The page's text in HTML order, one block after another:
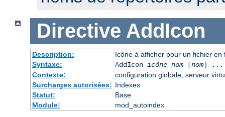
Directive AddIcon
Description:
Icône à afficher pour un fichier en
Syntaxe:
AddIcon icône nom[nom] ...
Contexte:
configuration globale, serveur
Surcharges autorisées: Indexes
Statut:
Base
Module:
mod_autoindex